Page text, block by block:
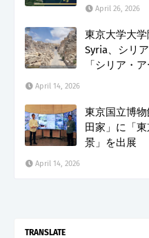
April 26, 2026
東京大学大
Syria、シリ
「シリア・
April 14, 2026
東京国立博
田家」に「
景」を出展
April 14, 2026
TRANSLATE